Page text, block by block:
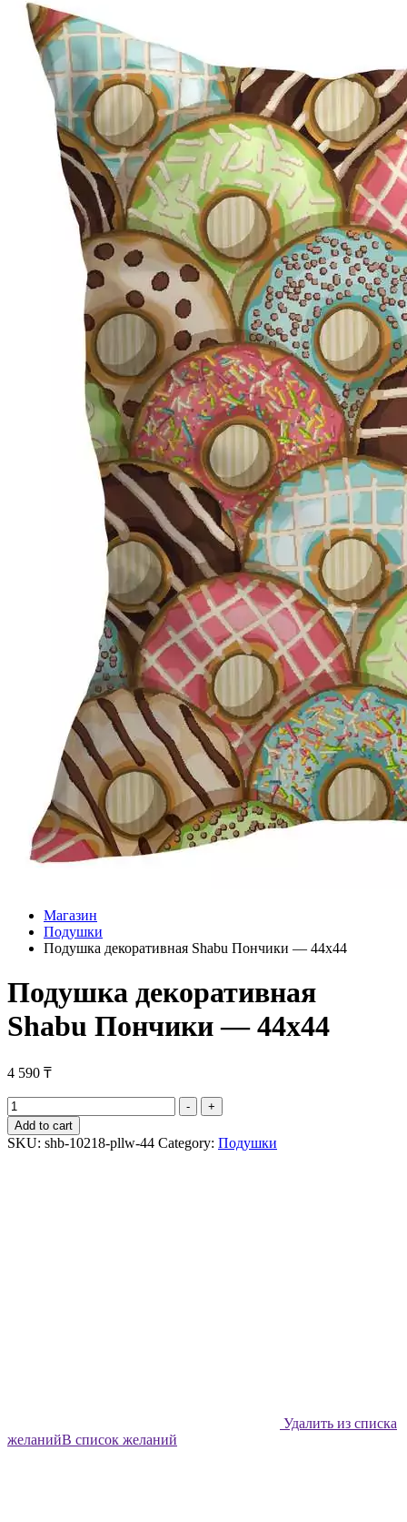
Магазин
Подушки
Подушка декоративная Shabu Пончики — 44х44
Подушка декоративная
Shabu Пончики — 44х44
4 590 ₸
Подушка
декоративная
Shabu
Пончики
-
+
Add to cart
SKU: shb-10218-pllw-44 Category: Подушки
Удалить из списка
желанийВ список желаний